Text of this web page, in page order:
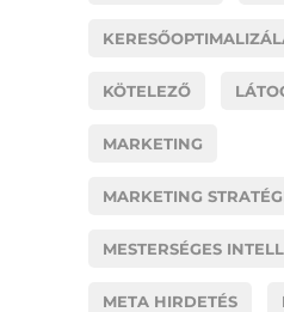
KÖTELEZŐ
MARKETING
MARKETING
MESTERSÉGES
META HIRDETÉS